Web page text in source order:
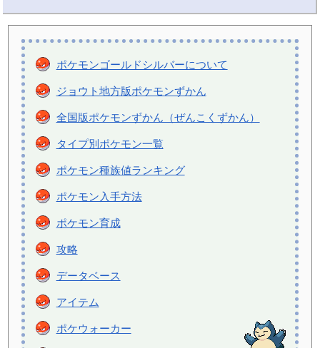
ポケモンゴールドシルバーについて
ジョウト地方版ポケモンずかん
全国版ポケモンずかん（ぜんこくずかん）
タイプ別ポケモン一覧
ポケモン種族値ランキング
ポケモン入手方法
ポケモン育成
攻略
データベース
アイテム
ポケウォーカー